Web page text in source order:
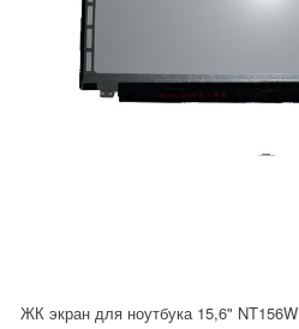
ЖК экран для ноутбука 15,6"